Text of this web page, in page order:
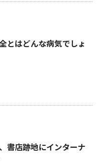
とはどんな病気でしょ
書店跡地にインターナ